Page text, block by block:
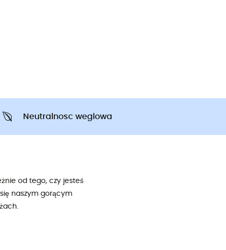
Neutralnosc weglowa
od tego, czy jesteś
naszym gorącym